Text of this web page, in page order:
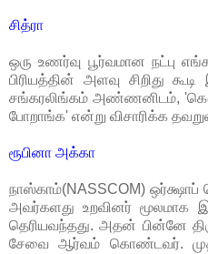
சித்ரா
ஒரு உணர்வு பூர்வமான நட்பு
பிரியத்தின் அளவு சிறிது
சங்கரலிங்கம் அண்ணனிடம்,
போறாங்க' என்று விசாரிக்க
ரூபினா அக்கா
நாஸ்காம்(NASSCOM)
அவர்களது உறவினர் மூலமாக
தெரியவந்தது. அதன் பின்னே
சேவை ஆர்வம் கொண்டவர்.